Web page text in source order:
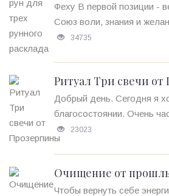
Феху В первой позиции -
Союз воли, знания и
34735
Ритуал Три свечи
Добрый день. Сегодня я
благосостоянии. Очень
23023
Очищение от
Чтобы вернуть себе